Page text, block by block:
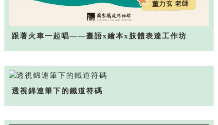
跟著火車一起唱——臺語x繪本x肢體表達工作坊
透視錦連筆下的鐵道符碼